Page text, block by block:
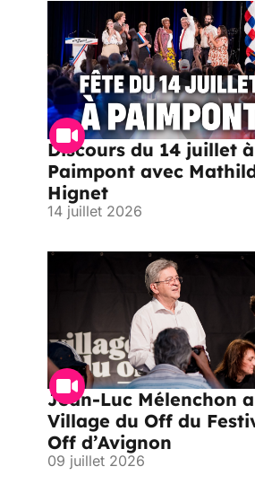
Discours du 14 juillet à
Paimpont avec
Hignet
14 juillet 2026
Jean-Luc Mélenchon
Village du Off du
Off d’Avignon
09 juillet 2026